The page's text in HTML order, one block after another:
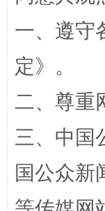
阿坝州三
一、遵守
定》。
二、尊重
三、中国
国公众新